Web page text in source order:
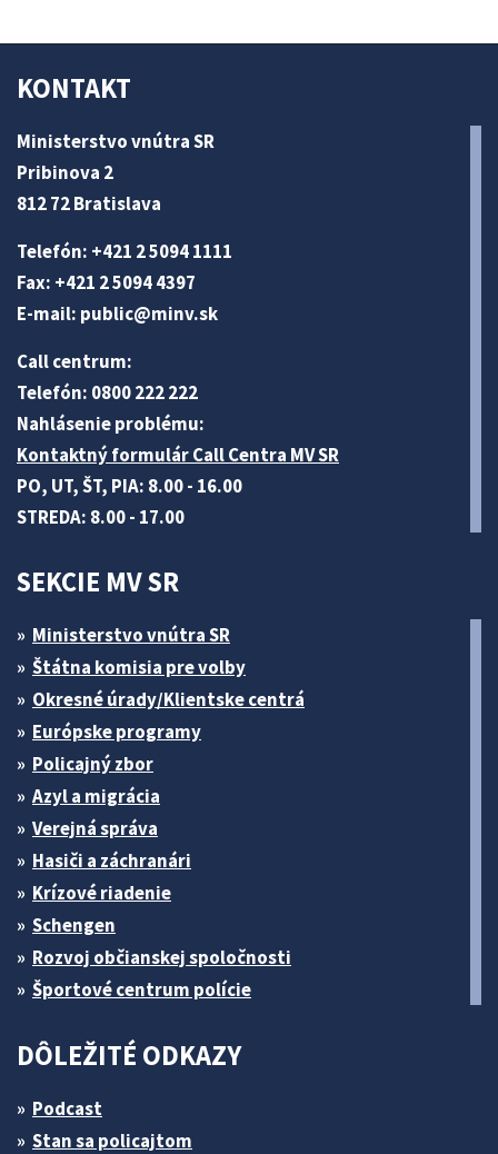
KONTAKT
Ministerstvo vnútra SR
Pribinova 2
812 72 Bratislava
Telefón: +421 2 5094 1111
Fax: +421 2 5094 4397
E-mail: public@minv.sk
Call centrum:
Telefón: 0800 222 222
Nahlásenie problému:
Kontaktný formulár Call Centra MV SR
PO, UT, ŠT, PIA: 8.00 - 16.00
STREDA: 8.00 - 17.00
SEKCIE MV SR
Ministerstvo vnútra SR
Štátna komisia pre volby
Okresné úrady/Klientske centrá
Európske programy
Policajný zbor
Azyl a migrácia
Verejná správa
Hasiči a záchranári
Krízové riadenie
Schengen
Rozvoj občianskej spoločnosti
Športové centrum polície
DÔLEŽITÉ ODKAZY
Podcast
Stan sa policajtom